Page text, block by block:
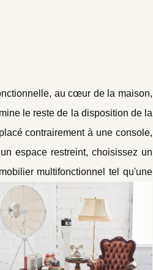
au cœur de la maison,
le reste de la disposition de la
contrairement à une console,
espace restreint, choisissez un
multifonctionnel tel qu'une